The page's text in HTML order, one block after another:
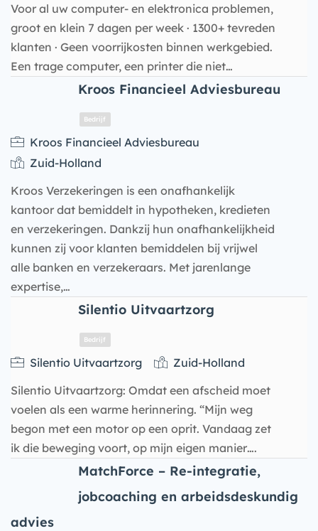
Bedrijf
Voor al uw computer- en elektronica problemen,
groot en klein 7 dagen per week · 1300+ tevreden
klanten · Geen voorrijkosten binnen werkgebied.
Een trage computer, een printer die niet…
Kroos Financieel Adviesbureau
Kroos Financieel Adviesbureau
Zuid-Holland
Kroos Verzekeringen is een onafhankelijk
kantoor dat bemiddelt in hypotheken, kredieten
en verzekeringen. Dankzij hun onafhankelijkheid
kunnen zij voor klanten bemiddelen bij vrijwel
alle banken en verzekeraars. Met jarenlange
expertise,…
Silentio Uitvaartzorg
Silentio Uitvaartzorg
Zuid-Holland
Silentio Uitvaartzorg: Omdat een afscheid moet
voelen als een warme herinnering. “Mijn weg
begon met een motor op een oprit. Vandaag zet
ik die beweging voort, op mijn eigen manier….
MatchForce – Re-integratie,
jobcoaching en arbeidsdeskundig
advies